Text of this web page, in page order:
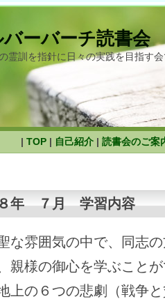
ーバーチ読書会
霊訓を指針に日々の実践を目指す
| TOP | 自己紹介 | 読書会のご案
年 ７月 学習内容
な雰囲気の中で、同志
親様の御心を学ぶこと
上の６つの悲劇（戦争